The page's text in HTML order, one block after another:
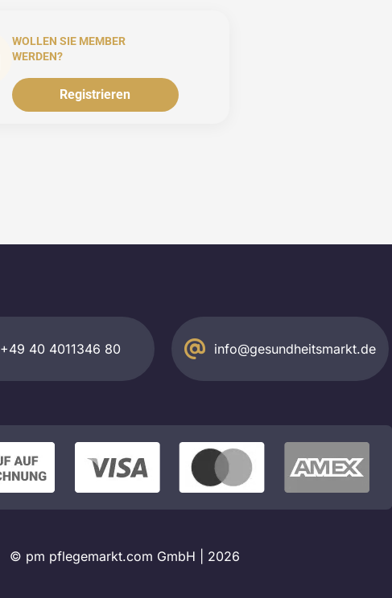
WOLLEN SIE MEMBER
WERDEN?
Registrieren
+49 40 4011346 80 info@gesundheitsmarkt.de
© pm pflegemarkt.com GmbH | 2026